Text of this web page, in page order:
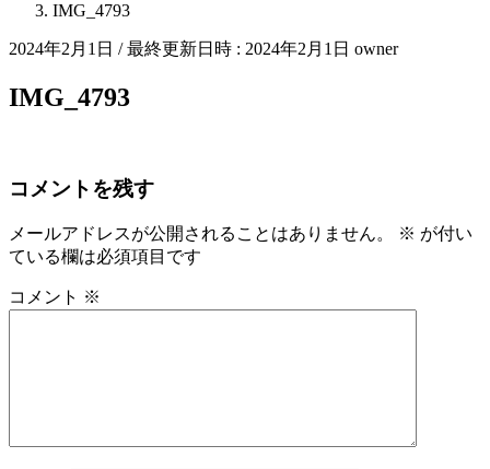
IMG_4793
2024年2月1日 / 最終更新日時 : 2024年2月1日 owner
IMG_4793
コメントを残す
メールアドレスが公開されることはありません。 ※ が付い
ている欄は必須項目です
コメント ※